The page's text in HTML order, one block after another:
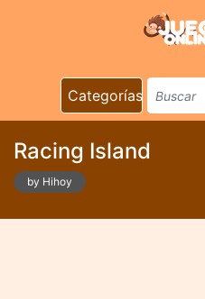
Categorías
Racing Island
by Hihoy